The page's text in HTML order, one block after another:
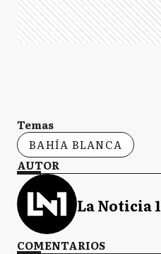
Temas
BAHÍA BLANCA
AUTOR
La Noticia 1
COMENTARIOS